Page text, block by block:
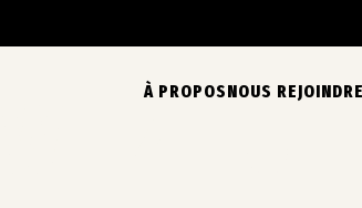
À PROPOSNOUS REJOINDRE